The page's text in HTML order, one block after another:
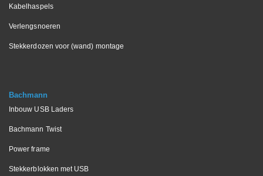
Kabelhaspels
Verlengsnoeren
Stekkerdozen voor (wand) montage
Bachmann
Inbouw USB Laders
Bachmann Twist
Power frame
Stekkerblokken met USB